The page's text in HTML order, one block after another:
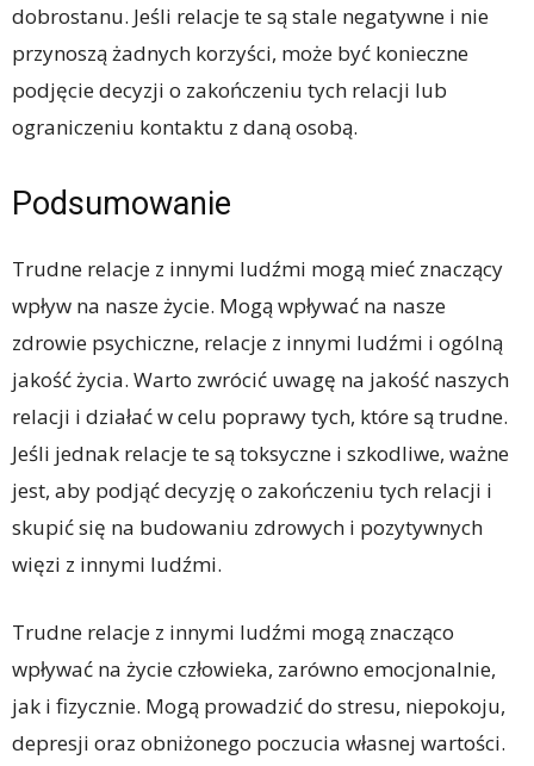
dobrostanu. Jeśli relacje te są stale negatywne i nie
przynoszą żadnych korzyści, może być konieczne
podjęcie decyzji o zakończeniu tych relacji lub
ograniczeniu kontaktu z daną osobą.
Podsumowanie
Trudne relacje z innymi ludźmi mogą mieć znaczący
wpływ na nasze życie. Mogą wpływać na nasze
zdrowie psychiczne, relacje z innymi ludźmi i ogólną
jakość życia. Warto zwrócić uwagę na jakość naszych
relacji i działać w celu poprawy tych, które są trudne.
Jeśli jednak relacje te są toksyczne i szkodliwe, ważne
jest, aby podjąć decyzję o zakończeniu tych relacji i
skupić się na budowaniu zdrowych i pozytywnych
więzi z innymi ludźmi.
Trudne relacje z innymi ludźmi mogą znacząco
wpływać na życie człowieka, zarówno emocjonalnie,
jak i fizycznie. Mogą prowadzić do stresu, niepokoju,
depresji oraz obniżonego poczucia własnej wartości.